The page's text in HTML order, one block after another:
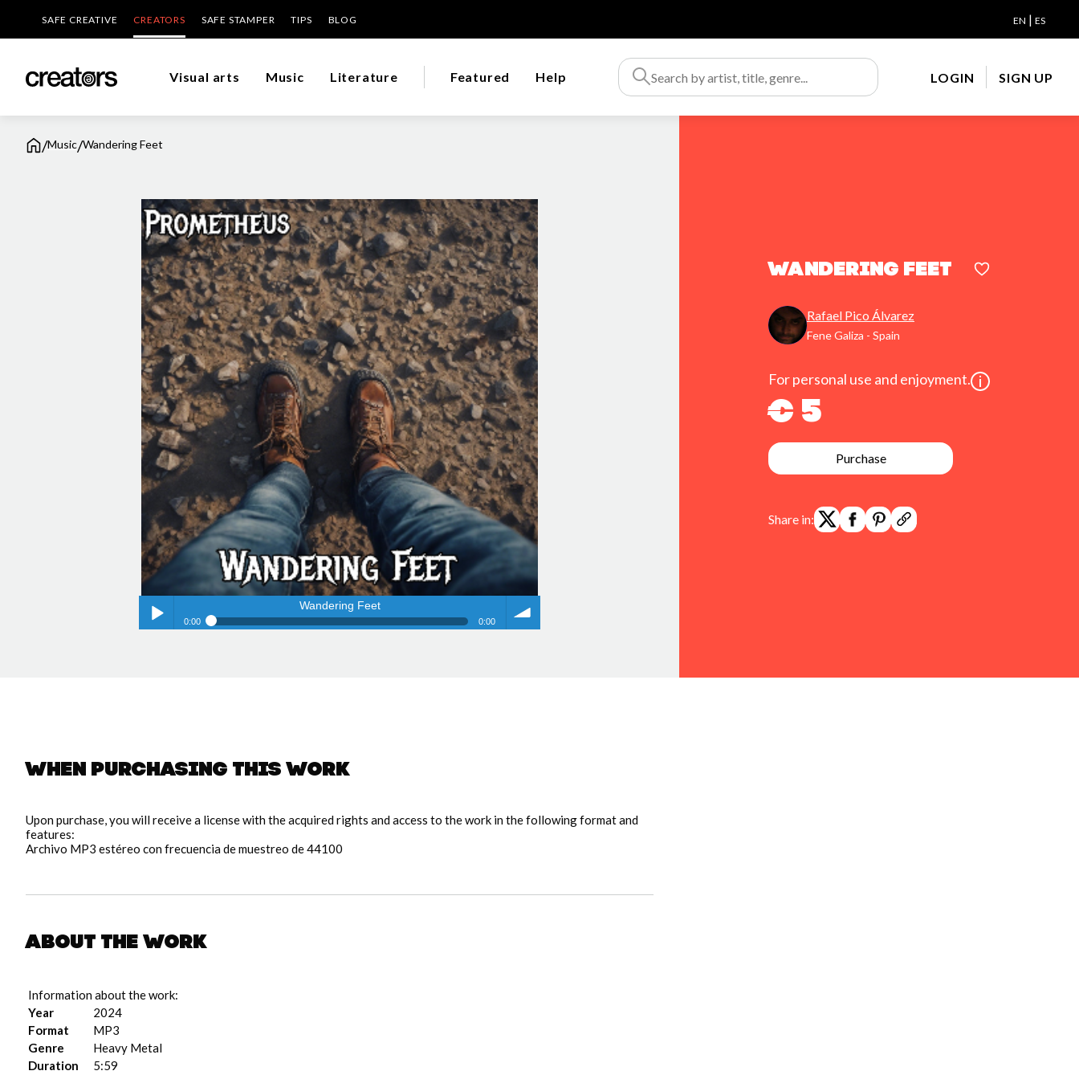
SAFE CREATIVE CREATORS SAFE STAMPER TIPS BLOG EN | ES
Visual arts Music Literature Featured Help LOGIN SIGN UP
/Music/Wandering Feet
Wandering Feet
Rafael Pico Álvarez
Fene Galiza - Spain
For personal use and enjoyment.
€ 5
Purchase
Share in:
pause
Wandering Feet
0:00 0:00
When purchasing this work
Upon purchase, you will receive a license with the acquired rights and access to the work in the following format and
features:
Archivo MP3 estéreo con frecuencia de muestreo de 44100
About the work
Information about the work:
Year
2024
Format
MP3
Genre
Heavy Metal
Duration
5:59